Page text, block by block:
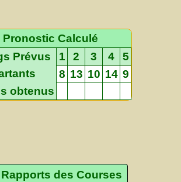
Pronostic Calculé
Prévus
1 2 3 4
5
8 13 10 14 9
obtenus
Rapports des Courses